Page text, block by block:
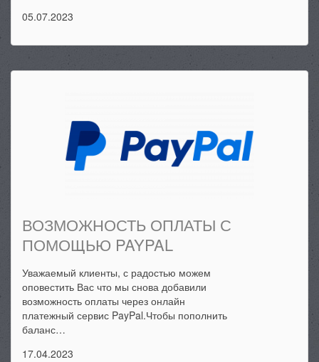
05.07.2023
ВОЗМОЖНОСТЬ ОПЛАТЫ С
ПОМОЩЬЮ PAYPAL
Уважаемый клиенты, с радостью можем
оповестить Вас что мы снова добавили
возможность оплаты через онлайн
платежный сервис PayPal.Чтобы пополнить
баланс…
17.04.2023